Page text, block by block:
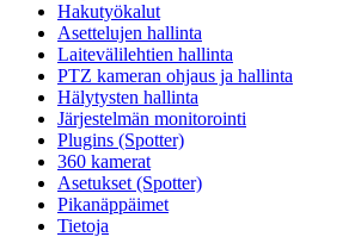
Hakutyökalut
Asettelujen hallinta
Laitevälilehtien hallinta
PTZ kameran ohjaus ja hallinta
Hälytysten hallinta
Järjestelmän monitorointi
Plugins (Spotter)
360 kamerat
Asetukset (Spotter)
Pikanäppäimet
Tietoja